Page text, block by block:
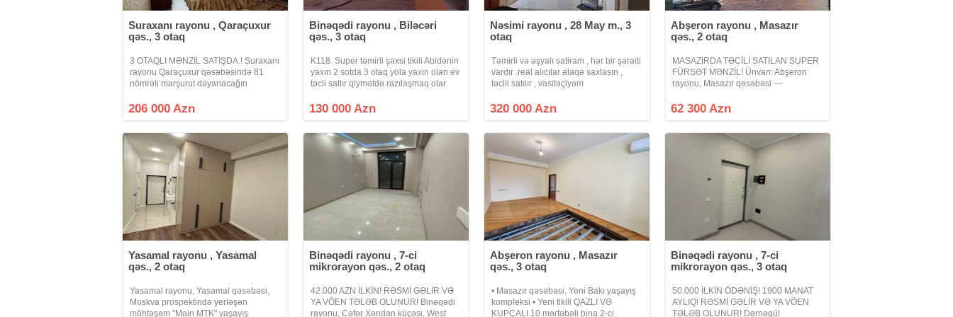
Suraxanı rayonu , Qaraçuxur
qəs., 3 otaq
3 OTAQLI MƏNZİL SATIŞDA.! Suraxanı
rayonu Qaraçuxur qəsəbəsində 81
nömrəli marşurut dayanacağın
binanın 11 ci mərtəbəsində ümumi
206 000 Azn
Binəqədi rayonu , Biləcəri
qəs., 3 otaq
K118. Super təmirli şəxsi tikili Abidənin
yaxın 2 sotda 3 otaq yola yaxın olan ev
təcli satlır qiymətdə razılaşmaq olar
kanalına abunə olun bütün vidyalar
130 000 Azn
Nəsimi rayonu , 28 May m., 3
otaq
Təmirli və əşyalı satiram , hər bir şəraiti
vardır .real alıcılar əlaqə saxlasın ,
təcili satılır , vasitəçiyəm
320 000 Azn
Abşeron rayonu , Masazır
qəs., 2 otaq
MASAZIRDA TƏCİLİ SATILAN SUPER
FÜRSƏT MƏNZİL! Ünvan: Abşeron
rayonu, Masazır qəsəbəsi —
Mərtəbə: 10/7 (10 mərtəbəli binanın 7-
62 300 Azn
Yasamal rayonu , Yasamal
qəs., 2 otaq
Yasamal rayonu, Yasamal qəsəbəsi,
Moskva prospektində yerləşən
möhtəşəm "Main MTK" yaşayış
Binəqədi rayonu , 7-ci
mikrorayon qəs., 2 otaq
42.000 AZN İLKİN! RƏSMİ GƏLİR VƏ
YA VÖEN TƏLƏB OLUNUR! Binəqədi
rayonu, Cəfər Xəndan küçəsi, West
Abşeron rayonu , Masazır
qəs., 3 otaq
• Masazır qəsəbəsi, Yeni Bakı yaşayış
kompleksi • Yeni tikili QAZLI VƏ
KUPÇALI 10 mərtəbəli bina 2-ci
Binəqədi rayonu , 7-ci
mikrorayon qəs., 3 otaq
50.000 İLKİN ÖDƏNİŞ! 1900 MANAT
AYLIQ! RƏSMİ GƏLİR VƏ YA VÖEN
TƏLƏB OLUNUR! Dərnəgül